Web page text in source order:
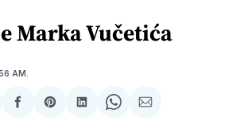
Marka Vučetića
AM.
podijeliSharepodijeliSharepodijeli